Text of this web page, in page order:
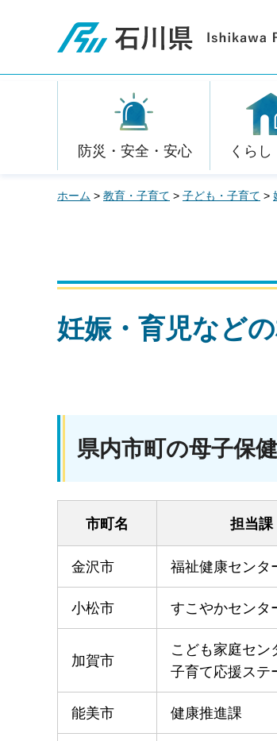
石川県
防災・安全・安心 くら
ホーム > 教育・子育て > 子ども・子育て >
妊娠・育児など
県内市町の母子保
市町名 担当課
金沢市 福祉健康センタ
小松市 すこやかセンタ
加賀市
こども家庭セン
子育て応援ステ
能美市 健康推進課